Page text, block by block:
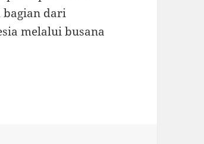
bagian dari
melalui busana